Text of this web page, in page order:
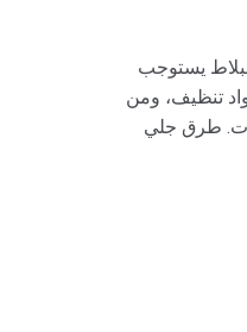
يستوجب
تنظيف، ومن
طرق جلي